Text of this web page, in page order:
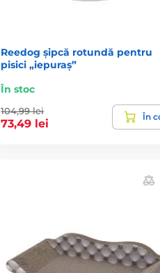
Reedog șipcă rotundă pentru
pisici „iepuraș”
În stoc
104,99 lei
73,49 lei
În